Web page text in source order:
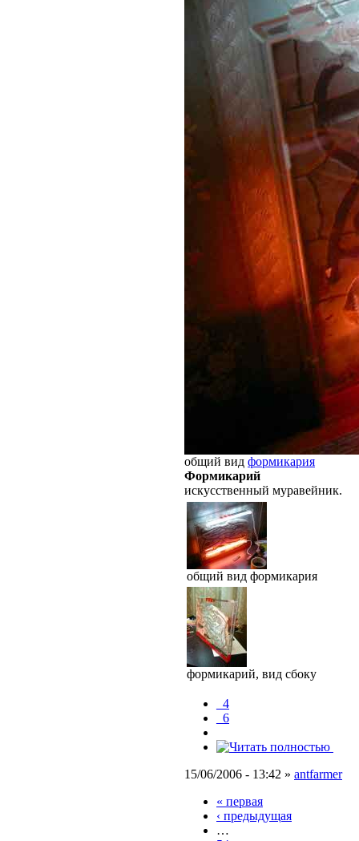
общий вид формикария
Формикарий
искусственный муравейник.
общий вид формикария
формикарий, вид сбоку
_4
_6
15/06/2006 - 13:42 » antfarmer
« первая
‹ предыдущая
…